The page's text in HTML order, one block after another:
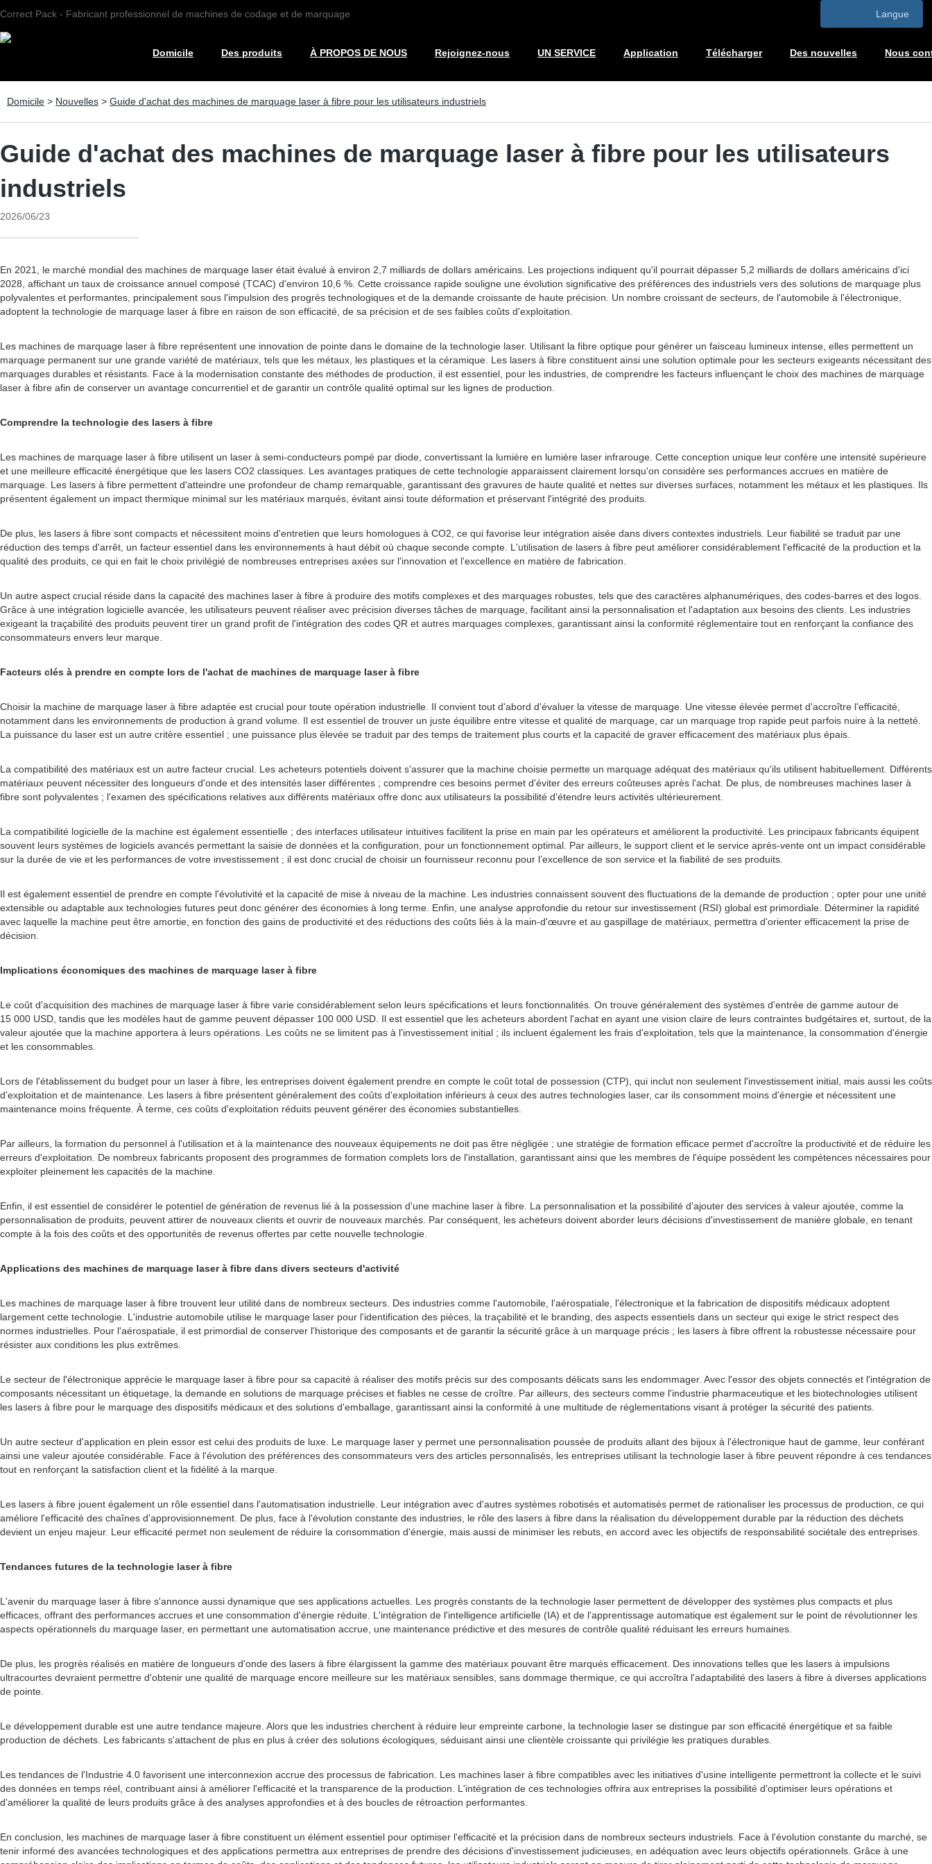
Correct Pack - Fabricant professionnel de machines de codage et de marquage Langue
Domicile Des produits À PROPOS DE NOUS Rejoignez-nous UN SERVICE Application Télécharger Des nouvelles Nous
Domicile > Nouvelles > Guide d'achat des machines de marquage laser à fibre pour les utilisateurs industriels
Guide d'achat des machines de marquage laser à fibre pour les utilisateurs
industriels
2026/06/23
En 2021, le marché mondial des machines de marquage laser était évalué à environ 2,7 milliards de dollars américains. Les projections indiquent qu'il pourrait dépasser 5,2 milliards de dollars américains d'ici
2028, affichant un taux de croissance annuel composé (TCAC) d'environ 10,6 %. Cette croissance rapide souligne une évolution significative des préférences des industriels vers des solutions de marquage plus
polyvalentes et performantes, principalement sous l'impulsion des progrès technologiques et de la demande croissante de haute précision. Un nombre croissant de secteurs, de l'automobile à l'électronique,
adoptent la technologie de marquage laser à fibre en raison de son efficacité, de sa précision et de ses faibles coûts d'exploitation.
Les machines de marquage laser à fibre représentent une innovation de pointe dans le domaine de la technologie laser. Utilisant la fibre optique pour générer un faisceau lumineux intense, elles permettent un
marquage permanent sur une grande variété de matériaux, tels que les métaux, les plastiques et la céramique. Les lasers à fibre constituent ainsi une solution optimale pour les secteurs exigeants nécessitant des
marquages ​​durables et résistants. Face à la modernisation constante des méthodes de production, il est essentiel, pour les industries, de comprendre les facteurs influençant le choix des machines de marquage
laser à fibre afin de conserver un avantage concurrentiel et de garantir un contrôle qualité optimal sur les lignes de production.
Comprendre la technologie des lasers à fibre
Les machines de marquage laser à fibre utilisent un laser à semi-conducteurs pompé par diode, convertissant la lumière en lumière laser infrarouge. Cette conception unique leur confère une intensité supérieure
et une meilleure efficacité énergétique que les lasers CO2 classiques. Les avantages pratiques de cette technologie apparaissent clairement lorsqu'on considère ses performances accrues en matière de
marquage. Les lasers à fibre permettent d'atteindre une profondeur de champ remarquable, garantissant des gravures de haute qualité et nettes sur diverses surfaces, notamment les métaux et les plastiques. Ils
présentent également un impact thermique minimal sur les matériaux marqués, évitant ainsi toute déformation et préservant l'intégrité des produits.
De plus, les lasers à fibre sont compacts et nécessitent moins d'entretien que leurs homologues à CO2, ce qui favorise leur intégration aisée dans divers contextes industriels. Leur fiabilité se traduit par une
réduction des temps d'arrêt, un facteur essentiel dans les environnements à haut débit où chaque seconde compte. L'utilisation de lasers à fibre peut améliorer considérablement l'efficacité de la production et la
qualité des produits, ce qui en fait le choix privilégié de nombreuses entreprises axées sur l'innovation et l'excellence en matière de fabrication.
Un autre aspect crucial réside dans la capacité des machines laser à fibre à produire des motifs complexes et des marquages ​​robustes, tels que des caractères alphanumériques, des codes-barres et des logos.
Grâce à une intégration logicielle avancée, les utilisateurs peuvent réaliser avec précision diverses tâches de marquage, facilitant ainsi la personnalisation et l'adaptation aux besoins des clients. Les industries
exigeant la traçabilité des produits peuvent tirer un grand profit de l'intégration des codes QR et autres marquages ​​complexes, garantissant ainsi la conformité réglementaire tout en renforçant la confiance des
consommateurs envers leur marque.
Facteurs clés à prendre en compte lors de l'achat de machines de marquage laser à fibre
Choisir la machine de marquage laser à fibre adaptée est crucial pour toute opération industrielle. Il convient tout d'abord d'évaluer la vitesse de marquage. Une vitesse élevée permet d'accroître l'efficacité,
notamment dans les environnements de production à grand volume. Il est essentiel de trouver un juste équilibre entre vitesse et qualité de marquage, car un marquage trop rapide peut parfois nuire à la netteté.
La puissance du laser est un autre critère essentiel ; une puissance plus élevée se traduit par des temps de traitement plus courts et la capacité de graver efficacement des matériaux plus épais.
La compatibilité des matériaux est un autre facteur crucial. Les acheteurs potentiels doivent s'assurer que la machine choisie permette un marquage adéquat des matériaux qu'ils utilisent habituellement. Différents
matériaux peuvent nécessiter des longueurs d'onde et des intensités laser différentes ; comprendre ces besoins permet d'éviter des erreurs coûteuses après l'achat. De plus, de nombreuses machines laser à
fibre sont polyvalentes ; l'examen des spécifications relatives aux différents matériaux offre donc aux utilisateurs la possibilité d'étendre leurs activités ultérieurement.
La compatibilité logicielle de la machine est également essentielle ; des interfaces utilisateur intuitives facilitent la prise en main par les opérateurs et améliorent la productivité. Les principaux fabricants équipent
souvent leurs systèmes de logiciels avancés permettant la saisie de données et la configuration, pour un fonctionnement optimal. Par ailleurs, le support client et le service après-vente ont un impact considérable
sur la durée de vie et les performances de votre investissement ; il est donc crucial de choisir un fournisseur reconnu pour l’excellence de son service et la fiabilité de ses produits.
Il est également essentiel de prendre en compte l'évolutivité et la capacité de mise à niveau de la machine. Les industries connaissent souvent des fluctuations de la demande de production ; opter pour une unité
extensible ou adaptable aux technologies futures peut donc générer des économies à long terme. Enfin, une analyse approfondie du retour sur investissement (RSI) global est primordiale. Déterminer la rapidité
avec laquelle la machine peut être amortie, en fonction des gains de productivité et des réductions des coûts liés à la main-d'œuvre et au gaspillage de matériaux, permettra d'orienter efficacement la prise de
décision.
Implications économiques des machines de marquage laser à fibre
Le coût d'acquisition des machines de marquage laser à fibre varie considérablement selon leurs spécifications et leurs fonctionnalités. On trouve généralement des systèmes d'entrée de gamme autour de
15 000 USD, tandis que les modèles haut de gamme peuvent dépasser 100 000 USD. Il est essentiel que les acheteurs abordent l'achat en ayant une vision claire de leurs contraintes budgétaires et, surtout, de la
valeur ajoutée que la machine apportera à leurs opérations. Les coûts ne se limitent pas à l'investissement initial ; ils incluent également les frais d'exploitation, tels que la maintenance, la consommation d'énergie
et les consommables.
Lors de l'établissement du budget pour un laser à fibre, les entreprises doivent également prendre en compte le coût total de possession (CTP), qui inclut non seulement l'investissement initial, mais aussi les coûts
d'exploitation et de maintenance. Les lasers à fibre présentent généralement des coûts d'exploitation inférieurs à ceux des autres technologies laser, car ils consomment moins d'énergie et nécessitent une
maintenance moins fréquente. À terme, ces coûts d'exploitation réduits peuvent générer des économies substantielles.
Par ailleurs, la formation du personnel à l'utilisation et à la maintenance des nouveaux équipements ne doit pas être négligée ; une stratégie de formation efficace permet d'accroître la productivité et de réduire les
erreurs d'exploitation. De nombreux fabricants proposent des programmes de formation complets lors de l'installation, garantissant ainsi que les membres de l'équipe possèdent les compétences nécessaires pour
exploiter pleinement les capacités de la machine.
Enfin, il est essentiel de considérer le potentiel de génération de revenus lié à la possession d'une machine laser à fibre. La personnalisation et la possibilité d'ajouter des services à valeur ajoutée, comme la
personnalisation de produits, peuvent attirer de nouveaux clients et ouvrir de nouveaux marchés. Par conséquent, les acheteurs doivent aborder leurs décisions d'investissement de manière globale, en tenant
compte à la fois des coûts et des opportunités de revenus offertes par cette nouvelle technologie.
Applications des machines de marquage laser à fibre dans divers secteurs d'activité
Les machines de marquage laser à fibre trouvent leur utilité dans de nombreux secteurs. Des industries comme l'automobile, l'aérospatiale, l'électronique et la fabrication de dispositifs médicaux adoptent
largement cette technologie. L'industrie automobile utilise le marquage laser pour l'identification des pièces, la traçabilité et le branding, des aspects essentiels dans un secteur qui exige le strict respect des
normes industrielles. Pour l'aérospatiale, il est primordial de conserver l'historique des composants et de garantir la sécurité grâce à un marquage précis ; les lasers à fibre offrent la robustesse nécessaire pour
résister aux conditions les plus extrêmes.
Le secteur de l'électronique apprécie le marquage laser à fibre pour sa capacité à réaliser des motifs précis sur des composants délicats sans les endommager. Avec l'essor des objets connectés et l'intégration de
composants nécessitant un étiquetage, la demande en solutions de marquage précises et fiables ne cesse de croître. Par ailleurs, des secteurs comme l'industrie pharmaceutique et les biotechnologies utilisent
les lasers à fibre pour le marquage des dispositifs médicaux et des solutions d'emballage, garantissant ainsi la conformité à une multitude de réglementations visant à protéger la sécurité des patients.
Un autre secteur d'application en plein essor est celui des produits de luxe. Le marquage laser y permet une personnalisation poussée de produits allant des bijoux à l'électronique haut de gamme, leur conférant
ainsi une valeur ajoutée considérable. Face à l'évolution des préférences des consommateurs vers des articles personnalisés, les entreprises utilisant la technologie laser à fibre peuvent répondre à ces tendances
tout en renforçant la satisfaction client et la fidélité à la marque.
Les lasers à fibre jouent également un rôle essentiel dans l'automatisation industrielle. Leur intégration avec d'autres systèmes robotisés et automatisés permet de rationaliser les processus de production, ce qui
améliore l'efficacité des chaînes d'approvisionnement. De plus, face à l'évolution constante des industries, le rôle des lasers à fibre dans la réalisation du développement durable par la réduction des déchets
devient un enjeu majeur. Leur efficacité permet non seulement de réduire la consommation d'énergie, mais aussi de minimiser les rebuts, en accord avec les objectifs de responsabilité sociétale des entreprises.
Tendances futures de la technologie laser à fibre
L'avenir du marquage laser à fibre s'annonce aussi dynamique que ses applications actuelles. Les progrès constants de la technologie laser permettent de développer des systèmes plus compacts et plus
efficaces, offrant des performances accrues et une consommation d'énergie réduite. L'intégration de l'intelligence artificielle (IA) et de l'apprentissage automatique est également sur le point de révolutionner les
aspects opérationnels du marquage laser, en permettant une automatisation accrue, une maintenance prédictive et des mesures de contrôle qualité réduisant les erreurs humaines.
De plus, les progrès réalisés en matière de longueurs d'onde des lasers à fibre élargissent la gamme des matériaux pouvant être marqués efficacement. Des innovations telles que les lasers à impulsions
ultracourtes devraient permettre d'obtenir une qualité de marquage encore meilleure sur les matériaux sensibles, sans dommage thermique, ce qui accroîtra l'adaptabilité des lasers à fibre à diverses applications
de pointe.
Le développement durable est une autre tendance majeure. Alors que les industries cherchent à réduire leur empreinte carbone, la technologie laser se distingue par son efficacité énergétique et sa faible
production de déchets. Les fabricants s'attachent de plus en plus à créer des solutions écologiques, séduisant ainsi une clientèle croissante qui privilégie les pratiques durables.
Les tendances de l'Industrie 4.0 favorisent une interconnexion accrue des processus de fabrication. Les machines laser à fibre compatibles avec les initiatives d'usine intelligente permettront la collecte et le suivi
des données en temps réel, contribuant ainsi à améliorer l'efficacité et la transparence de la production. L'intégration de ces technologies offrira aux entreprises la possibilité d'optimiser leurs opérations et
d'améliorer la qualité de leurs produits grâce à des analyses approfondies et à des boucles de rétroaction performantes.
En conclusion, les machines de marquage laser à fibre constituent un élément essentiel pour optimiser l'efficacité et la précision dans de nombreux secteurs industriels. Face à l'évolution constante du marché, se
tenir informé des avancées technologiques et des applications permettra aux entreprises de prendre des décisions d'investissement judicieuses, en adéquation avec leurs objectifs opérationnels. Grâce à une